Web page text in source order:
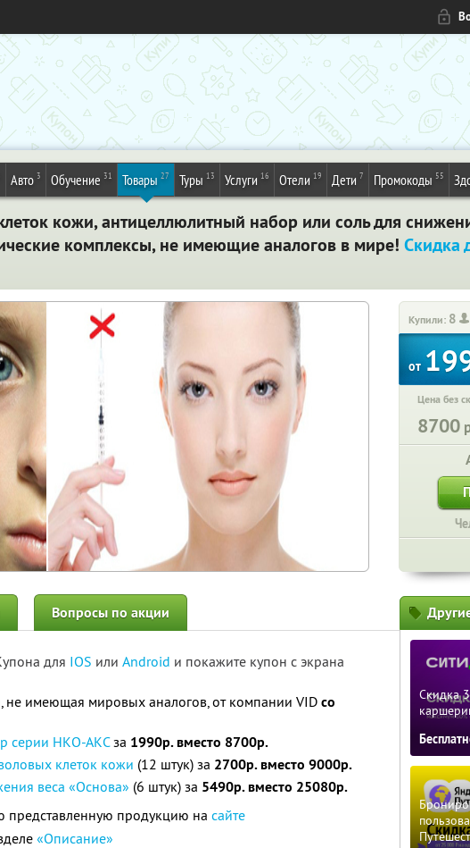
Авто 3 Обучение 31 Товары 27 Туры 13 Услуги 16 Отели 19 Дети 7 Промокоды 55
кожи, антицеллюлитный набор или соль для
комплексы, не имеющие аналогов в мире! Скидка
Купили: 8
от
Цена без
8700
Вопросы по акции
для IOS или Android и покажите купон с экрана
не имеющая мировых аналогов, от компании VID со
серии НКО-АКСза 1990р. вместо 8700р.
клеток кожи (12 штук) за 2700р. вместо 9000р.
веса «Основа» (6 штук) за 5490р. вместо 25080р.
представленную продукцию на сайте
«Описание»
Скидка